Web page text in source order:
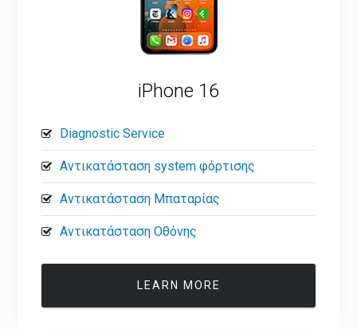
iPhone 16
Diagnostic Service
Αντικατάσταση system φόρτισης
Αντικατάσταση Μπαταρίας
Αντικατάσταση Οθόνης
LEARN MORE